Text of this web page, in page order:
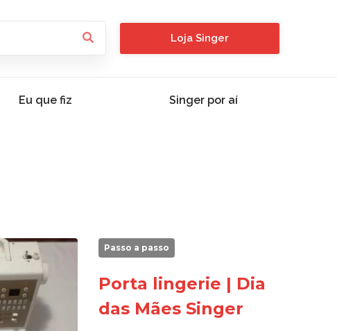
Loja Singer
Eu que fiz Singer por aí
Passo a passo
Porta lingerie | Dia
das Mães Singer